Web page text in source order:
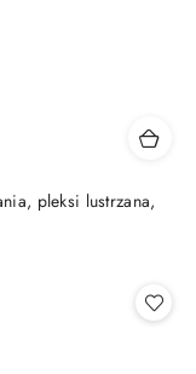
pleksi lustrzana,